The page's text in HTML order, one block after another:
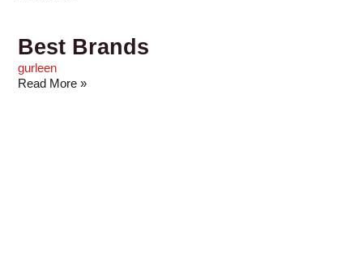
Best Brands
gurleen
Read More »